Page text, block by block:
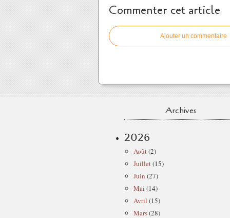
Commenter cet article
Ajouter un commentaire
Archives
2026
Août(2)
Juillet(15)
Juin (27)
Mai (14)
Avril (15)
Mars(28)